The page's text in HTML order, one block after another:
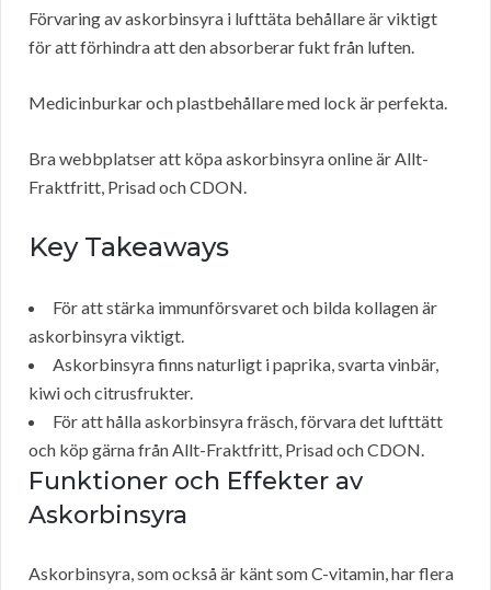
Förvaring av askorbinsyra i lufttäta behållare är viktigt
för att förhindra att den absorberar fukt från luften.
Medicinburkar och plastbehållare med lock är perfekta.
Bra webbplatser att köpa askorbinsyra online är Allt-
Fraktfritt, Prisad och CDON.
Key Takeaways
För att stärka immunförsvaret och bilda kollagen är
askorbinsyra viktigt.
Askorbinsyra finns naturligt i paprika, svarta vinbär,
kiwi och citrusfrukter.
För att hålla askorbinsyra fräsch, förvara det lufttätt
och köp gärna från Allt-Fraktfritt, Prisad och CDON.
Funktioner och Effekter av
Askorbinsyra
Askorbinsyra, som också är känt som C-vitamin, har flera